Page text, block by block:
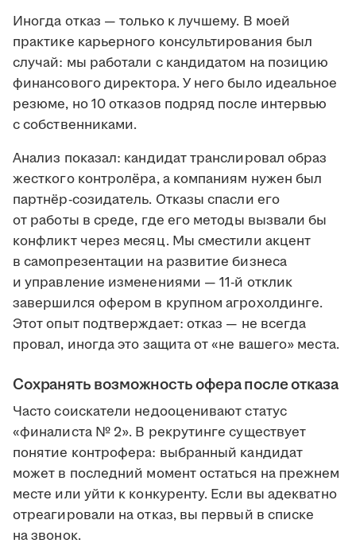
Иногда отказ — только к лучшему. В моей
практике карьерного консультирования был
случай: мы работали с кандидатом на позицию
финансового директора. У него было идеальное
резюме, но 10 отказов подряд после интервью
с собственниками.
Анализ показал: кандидат транслировал образ
жесткого контролёра, а компаниям нужен был
партнёр-созидатель. Отказы спасли его
от работы в среде, где его методы вызвали бы
конфликт через месяц. Мы сместили акцент
в самопрезентации на развитие бизнеса
и управление изменениями — 11-й отклик
завершился офером в крупном агрохолдинге.
Этот опыт подтверждает: отказ — не всегда
провал, иногда это защита от «не вашего» места.
Сохранять возможность офера после отказа
Часто соискатели недооценивают статус
«финалиста № 2». В рекрутинге существует
понятие контрофера: выбранный кандидат
может в последний момент остаться на прежнем
месте или уйти к конкуренту. Если вы адекватно
отреагировали на отказ, вы первый в списке
на звонок.